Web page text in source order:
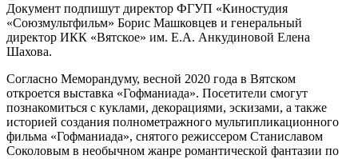
Документ подпишут директор ФГУП «Киностудия
«Союзмультфильм» Борис Машковцев и генеральный
директор ИКК «Вятское» им. Е.А. Анкудиновой Елена
Шахова.
Согласно Меморандуму, весной 2020 года в Вятском
откроется выставка «Гофманиада». Посетители смогут
познакомиться с куклами, декорациями, эскизами, а также
историей создания полнометражного мультипликационного
фильма «Гофманиада», снятого режиссером Станиславом
Соколовым в необычном жанре романтической фантазии по